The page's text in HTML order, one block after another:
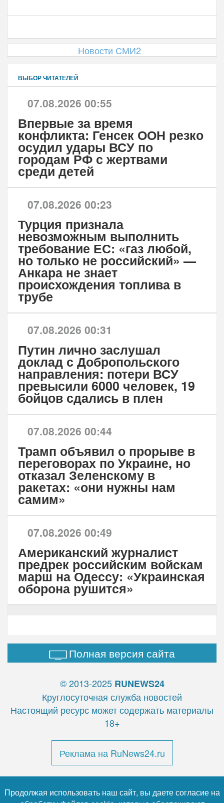
Новости СМИ2
ВЫБОР ЧИТАТЕЛЕЙ
07.08.2026 00:55
Впервые за время
конфликта: Генсек ООН резко
осудил удары ВСУ по
городам РФ с жертвами
среди детей
07.08.2026 00:23
Турция признала
невозможным выполнить
требование ЕС: «газ любой,
но только не российский» —
Анкара не знает
происхождения топлива в
трубе
07.08.2026 00:31
Путин лично заслушал
доклад с Добропольского
направления: потери ВСУ
превысили 6000 человек, 19
бойцов сдались в плен
07.08.2026 00:44
Трамп объявил о прорыве в
переговорах по Украине, но
отказал Зеленскому в
ракетах: «они нужны нам
самим»
07.08.2026 00:49
Американский журналист
предрек российским войскам
марш на Одессу: «Украинская
оборона рушится»
Полная версия сайта
© 2013-2025 RUNEWS24
Круглосуточная служба новостей
Настоящий ресурс может содержать материалы
18+
Реклама на RuNews24.ru
Продолжая использовать наш сайт, вы даете согласие на